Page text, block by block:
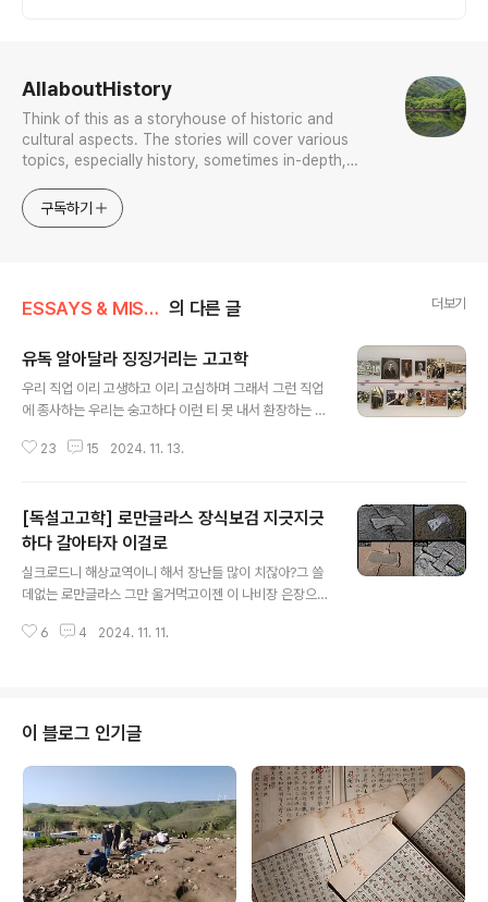
AllaboutHistory
Think of this as a storyhouse of historic and
cultural aspects. The stories will cover various
topics, especially history, sometimes in-depth,
approach will be to resist any common sense or
generalized viewpoint
구독하기
ESSAYS & MISCELLANIES 의 다른 글 더보기
유독 알아달라 징징거리는 고고학
우리 직업 이리 고생하고 이리 고심하며 그래서 그런 직업
에 종사하는 우리는 숭고하다 이런 티 못 내서 환장하는 직
만 왜 저리 자랑하지 못해 안달복달할까? 고고학 현장 돌아
학도 흉상이라 이걸 국내서도 딱 한 군데 흉내낸 데가 전곡
구석기 현장이라 여기엔 공원에다 삼불 흉상을 세워놨다.
연세대 구석기학파는 공주 석장리박물관 안에다가 손보기
실을 꾸몄다. 왜 직업군 자랑하지 못해 저리 환장할까? 저
안쓰럽다. 돌이켜 봐라. 우리 학문 이리 고생한다고 누가 저
23 15 2024. 11. 13.
[독설고고학] 로만글라스 장식보검 지긋지긋
하다 갈아타자 이걸로
실크로드니 해상교역이니 해서 장난들 많이 치잖아?그 쓸
데없는 로만글라스 그만 울거먹고이젠 이 나비장 은장으로
무인상?지긋지긋하잖아?저게 얼마나 좋은 소재인지 잘 알
related articles *** 나비장, 만들고 쇳물을 부었나? 은
장隱藏, 어디서 굴러먹다 온 뼈다귀인가?
6 4 2024. 11. 11.
이 블로그 인기글